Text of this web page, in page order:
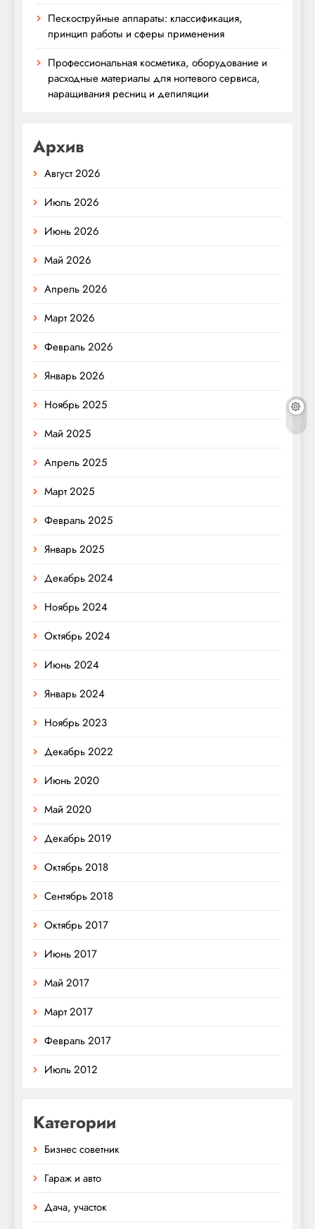
Пескоструйные аппараты: классификация,
принцип работы и сферы применения
Профессиональная косметика, оборудование и
расходные материалы для ногтевого сервиса,
наращивания ресниц и депиляции
Архив
Август 2026
Июль 2026
Июнь 2026
Май 2026
Апрель 2026
Март 2026
Февраль 2026
Январь 2026
Ноябрь 2025
Май 2025
Апрель 2025
Март 2025
Февраль 2025
Январь 2025
Декабрь 2024
Ноябрь 2024
Октябрь 2024
Июнь 2024
Январь 2024
Ноябрь 2023
Декабрь 2022
Июнь 2020
Май 2020
Декабрь 2019
Октябрь 2018
Сентябрь 2018
Октябрь 2017
Июнь 2017
Май 2017
Март 2017
Февраль 2017
Июль 2012
Категории
Бизнес советник
Гараж и авто
Дача, участок